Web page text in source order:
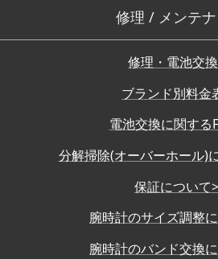
修理 / メンテナ
修理・電池交
ブランド別料金
電池交換に関する
分解掃除(オーバーホール)
保証について
腕時計のサイズ調整
腕時計のバンド交換